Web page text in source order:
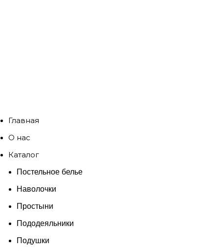
Главная
О нас
Каталог
Постельное белье
Наволочки
Простыни
Пододеяльники
Подушки